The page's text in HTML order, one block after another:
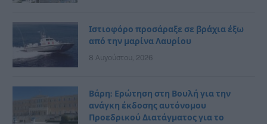
Ιστιοφόρο προσάραξε σε βράχια έξω
από την μαρίνα Λαυρίου
8 Αυγούστου, 2026
Βάρη: Ερώτηση στη Βουλή για την
ανάγκη έκδοσης αυτόνομου
Προεδρικού Διατάγματος για το